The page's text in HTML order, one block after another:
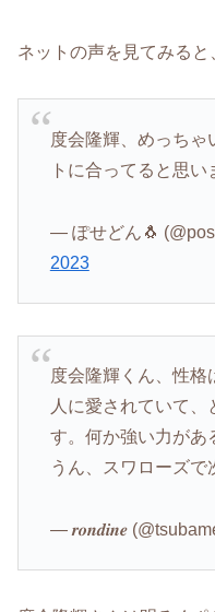
ネットの声を見てみると
度会隆輝、めっち
トに合ってると思い
— ぽせどん🐧
2023
度会隆輝くん、性
人に愛されていて、
す。何か強い力があ
うん、スワローズで
— 𝒓𝒐𝒏𝒅𝒊𝒏𝒆